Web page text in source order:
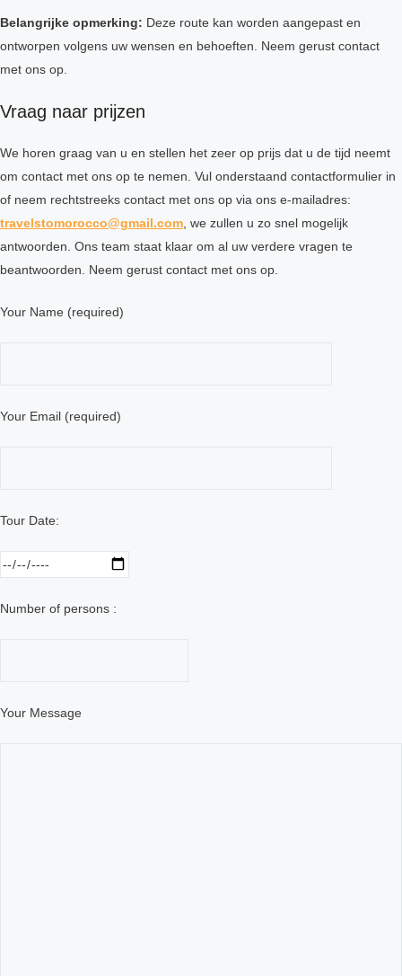
Belangrijke opmerking: Deze route kan worden aangepast en
ontworpen volgens uw wensen en behoeften. Neem gerust contact
met ons op.
Vraag naar prijzen
We horen graag van u en stellen het zeer op prijs dat u de tijd neemt
om contact met ons op te nemen. Vul onderstaand contactformulier in
of neem rechtstreeks contact met ons op via ons e-mailadres:
travelstomorocco@gmail.com , we zullen u zo snel mogelijk
antwoorden. Ons team staat klaar om al uw verdere vragen te
beantwoorden. Neem gerust contact met ons op.
Your Name (required)
Your Email (required)
Tour Date:
Number of persons :
Your Message